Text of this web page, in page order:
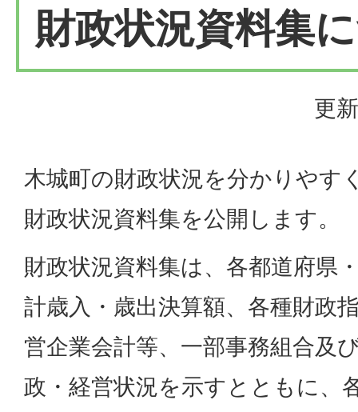
財政状況資料集
更
木城町の財政状況を分かりやす
財政状況資料集を公開します。
財政状況資料集は、各都道府県
計歳入・歳出決算額、各種財政
営企業会計等、一部事務組合及
政・経営状況を示すとともに、